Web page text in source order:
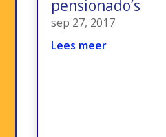
pensionado’s
sep 27, 2017
Lees meer